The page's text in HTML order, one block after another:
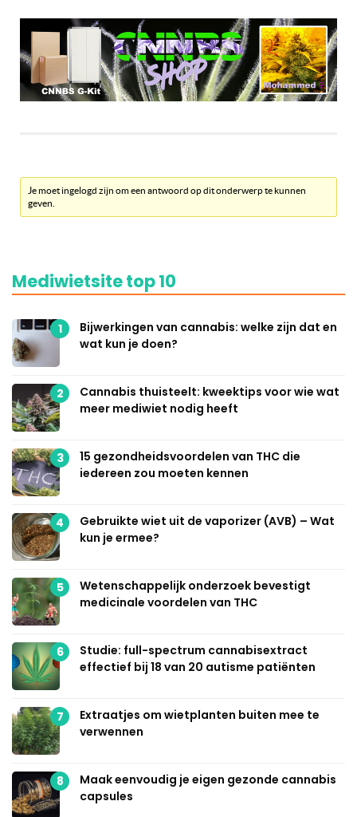
Je moet ingelogd zijn om een antwoord op dit onderwerp te kunnen
geven.
Mediwietsite top 10
1
Bijwerkingen van cannabis: welke zijn dat en
wat kun je doen?
2
Cannabis thuisteelt: kweektips voor wie wat
meer mediwiet nodig heeft
3
15 gezondheidsvoordelen van THC die
iedereen zou moeten kennen
4
Gebruikte wiet uit de vaporizer (AVB) – Wat
kun je ermee?
5
Wetenschappelijk onderzoek bevestigt
medicinale voordelen van THC
6
Studie: full-spectrum cannabisextract
effectief bij 18 van 20 autisme patiënten
7
Extraatjes om wietplanten buiten mee te
verwennen
8
Maak eenvoudig je eigen gezonde cannabis
capsules